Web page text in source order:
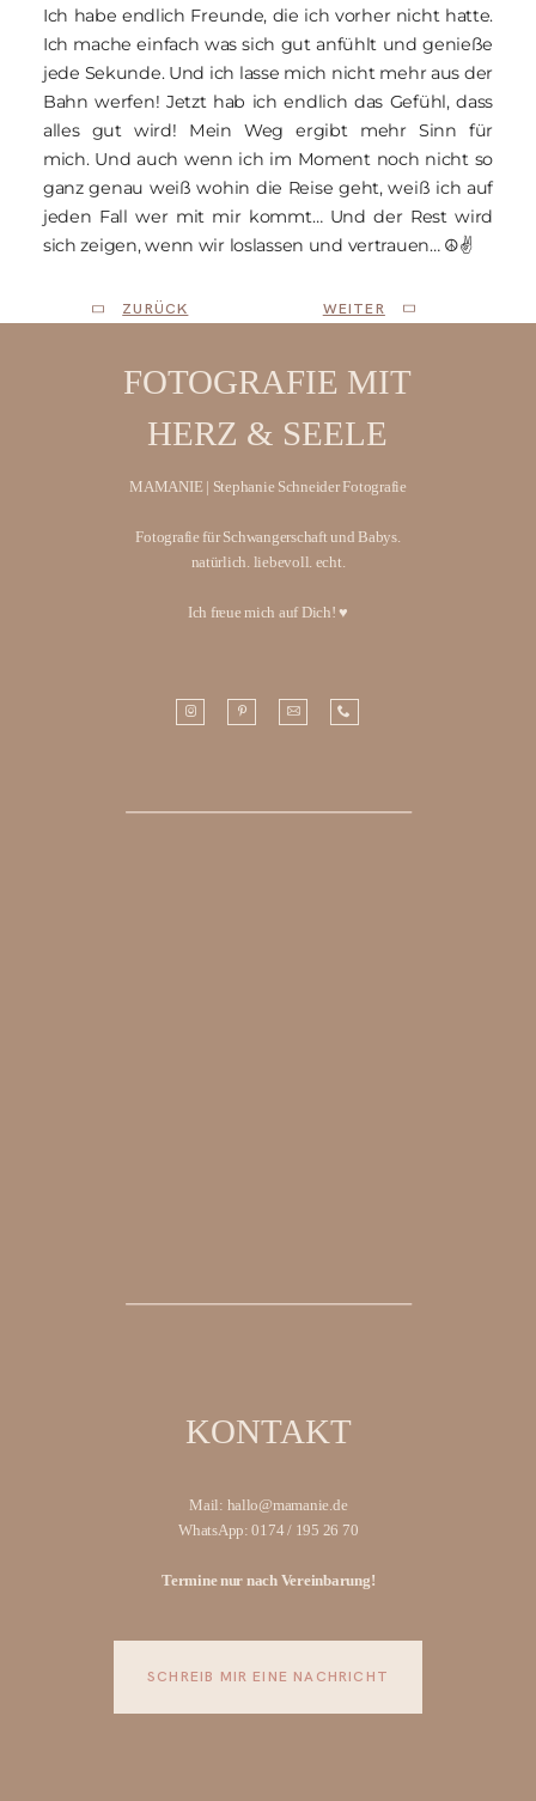
Ich habe endlich Freunde, die ich vorher nicht hatte.
Ich mache einfach was sich gut anfühlt und genieße
jede Sekunde. Und ich lasse mich nicht mehr aus der
Bahn werfen! Jetzt hab ich endlich das Gefühl, dass
alles gut wird! Mein Weg ergibt mehr Sinn für
mich. Und auch wenn ich im Moment noch nicht so
ganz genau weiß wohin die Reise geht, weiß ich auf
jeden Fall wer mit mir kommt… Und der Rest wird
sich zeigen, wenn wir loslassen und vertrauen… ☮✌
ZURÜCK WEITER
FOTOGRAFIE MIT
HERZ & SEELE
KONTAKT
MAMANIE | Stephanie Schneider Fotografie
Fotografie für Schwangerschaft und Babys.
natürlich. liebevoll. echt.
Ich freue mich auf Dich! ♥
Mail: hallo@mamanie.de
WhatsApp: 0174 / 195 26 70
Termine nur nach Vereinbarung!
SCHREIB MIR EINE NACHRICHT